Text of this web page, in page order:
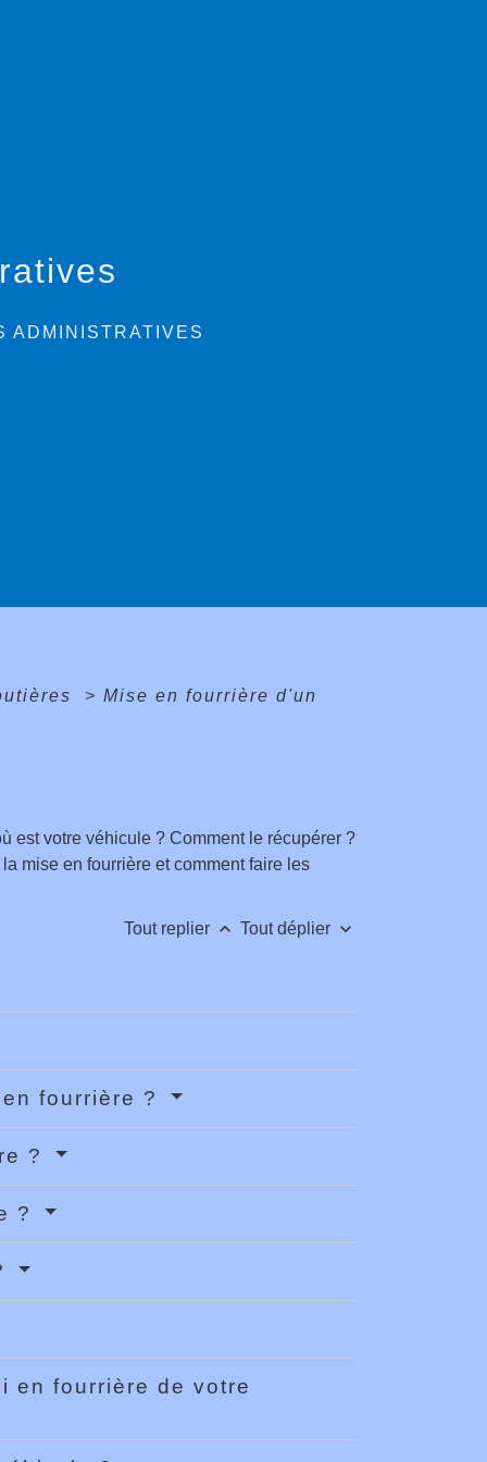
ADMINISTRATIVES
> Mise en fourrière d'un
est votre véhicule ? Comment le récupérer ?
mise en fourrière et comment faire les
Tout replier keyboard_arrow_up Tout déplier keyboard_arrow_down
fourrière ?
?
?
en fourrière de votre